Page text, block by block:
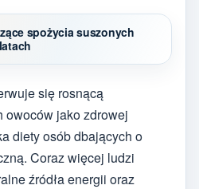
spożycia suszonych
się rosnącą
owoców jako zdrowej
diety osób dbających o
Coraz więcej ludzi
źródła energii oraz